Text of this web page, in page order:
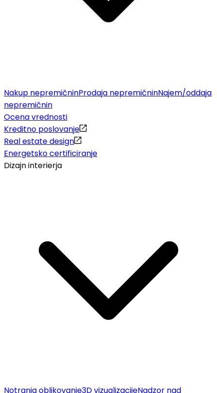
Nakup nepremičninProdaja nepremičninNajem/oddaja
nepremičnin
Ocena vrednosti
Kreditno poslovanje
Real estate design
Energetsko certificiranje
Dizajn interierja
Notranja oblikovanje3D vizualizacijeNadzor nad